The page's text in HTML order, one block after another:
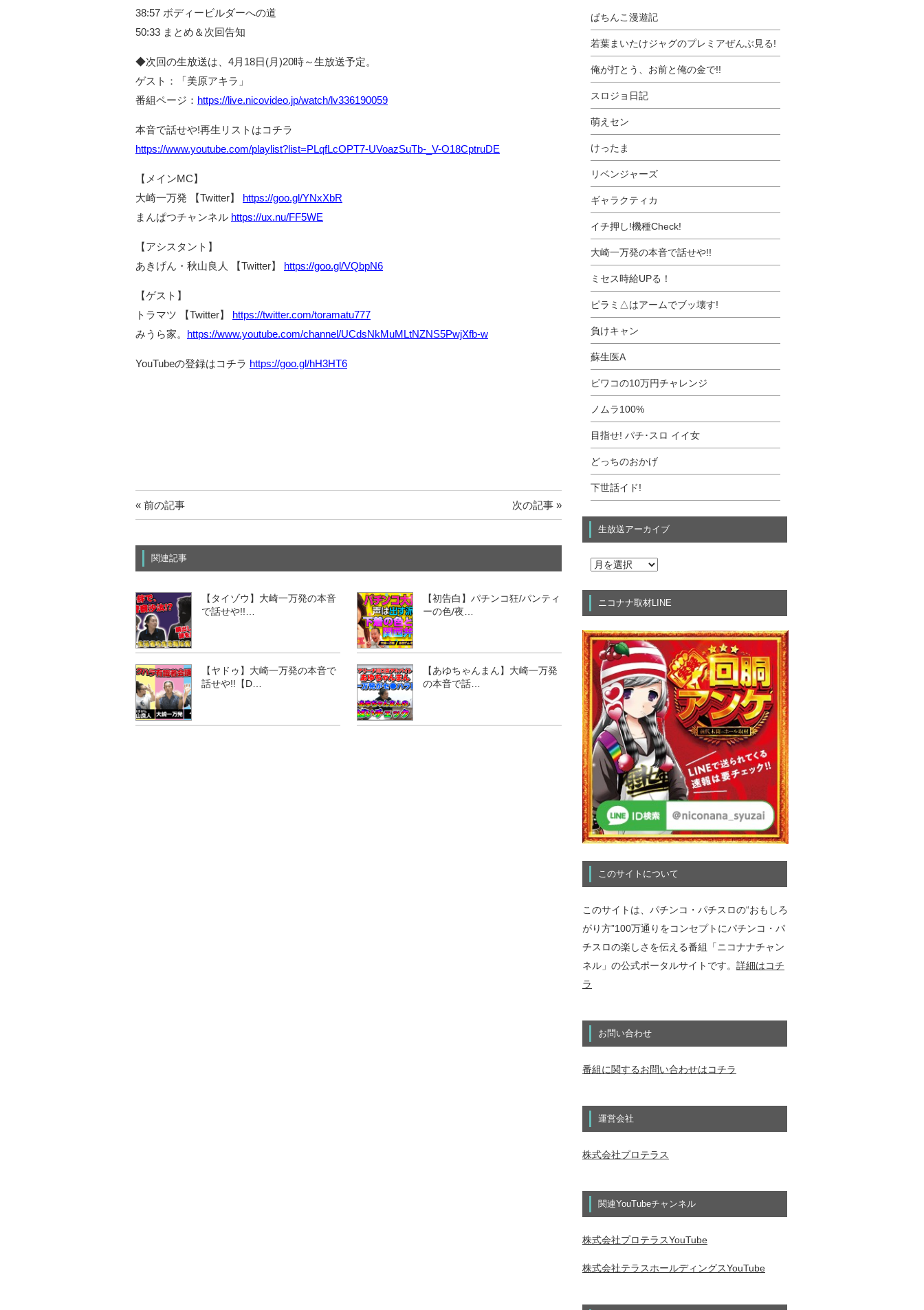
38:57 ボディービルダーへの道
50:33 まとめ＆次回告知
◆次回の生放送は、4月18日(月)20時～生放送予定。
ゲスト：「美原アキラ」
番組ページ： https://live.nicovideo.jp/watch/lv336190059
本音で話せや!再生リストはコチラ
https://www.youtube.com/playlist?list=PLqfLcOPT7-UVoazSuTb-_V-O18CptruDE
【メインMC】
大崎一万発 【Twitter】 https://goo.gl/YNxXbR
まんぱつチャンネル https://ux.nu/FF5WE
【アシスタント】
あきげん・秋山良人 【Twitter】 https://goo.gl/VQbpN6
【ゲスト】
トラマツ 【Twitter】 https://twitter.com/toramatu777
みうら家。 https://www.youtube.com/channel/UCdsNkMuMLtNZNS5PwjXfb-w
YouTubeの登録はコチラ https://goo.gl/hH3HT6
« 前の記事 次の記事 »
関連記事
【タイゾウ】大崎一万発の本音
で話せや!!…
【初告白】パチンコ狂/パンティ
ーの色/夜…
【ヤドゥ】大崎一万発の本音で
話せや!!【D…
【あゆちゃんまん】大崎一万発
の本音で話…
ぱちんこ漫遊記
若葉まいたけジャグのプレミアぜんぶ見る!
俺が打とう、お前と俺の金で!!
スロジョ日記
萌えセン
けったま
リベンジャーズ
ギャラクティカ
イチ押し!機種Check!
大崎一万発の本音で話せや!!
ミセス時給UPる！
ピラミ△はアームでブッ壊す!
負けキャン
蘇生医A
ビワコの10万円チャレンジ
ノムラ100%
目指せ! パチ･スロ イイ女
どっちのおかげ
下世話イド!
生放送アーカイブ
ニコナナ取材LINE
このサイトについて
このサイトは、パチンコ・パチスロの“おもしろ
がり方”100万通りをコンセプトにパチンコ・パ
チスロの楽しさを伝える番組「ニコナナチャン
ネル」の公式ポータルサイトです。 詳細はコチ
ラ
お問い合わせ
番組に関するお問い合わせはコチラ
運営会社
株式会社プロテラス
関連YouTubeチャンネル
株式会社プロテラスYouTube
株式会社テラスホールディングスYouTube